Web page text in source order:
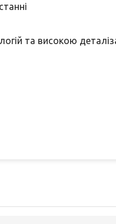
та високою